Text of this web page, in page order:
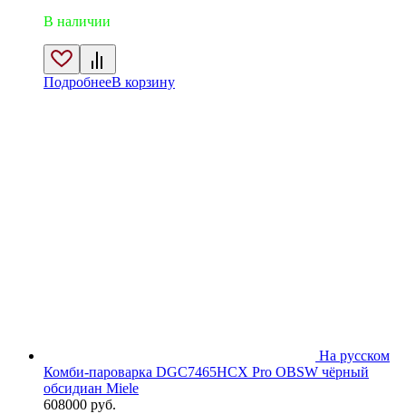
В наличии
ПодробнееВ корзину
На русском
Комби-пароварка DGC7465HCX Pro OBSW чёрный
обсидиан Miele
608000 руб.